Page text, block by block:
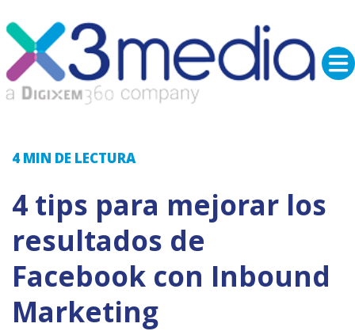
4 MIN DE LECTURA
4 tips para mejorar los
resultados de
Facebook con Inbound
Marketing